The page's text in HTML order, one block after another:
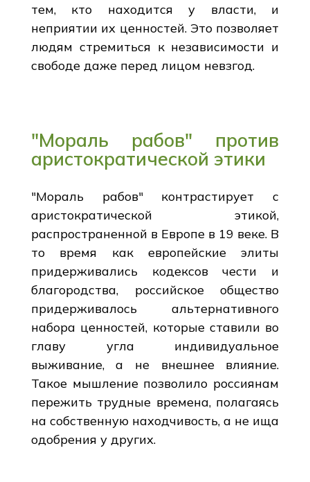
тем, кто находится у власти, и
неприятии их ценностей. Это позволяет
людям стремиться к независимости и
свободе даже перед лицом невзгод.
"Мораль рабов" против
аристократической этики
"Мораль рабов" контрастирует с
аристократической этикой,
распространенной в Европе в 19 веке. В
то время как европейские элиты
придерживались кодексов чести и
благородства, российское общество
придерживалось альтернативного
набора ценностей, которые ставили во
главу угла индивидуальное
выживание, а не внешнее влияние.
Такое мышление позволило россиянам
пережить трудные времена, полагаясь
на собственную находчивость, а не ища
одобрения у других.